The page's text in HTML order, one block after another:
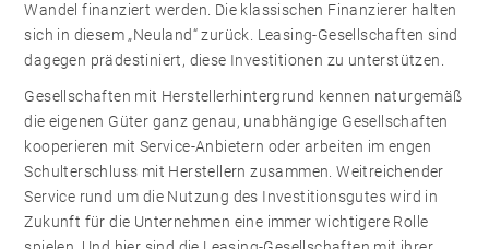
Wandel finanziert werden. Die klassischen Finanzierer halten
sich in diesem „Neuland“ zurück. Leasing-Gesellschaften sind
dagegen prädestiniert, diese Investitionen zu unterstützen.
Gesellschaften mit Herstellerhintergrund kennen naturgemäß
die eigenen Güter ganz genau, unabhängige Gesellschaften
kooperieren mit Service-Anbietern oder arbeiten im engen
Schulterschluss mit Herstellern zusammen. Weitreichender
Service rund um die Nutzung des Investitionsgutes wird in
Zukunft für die Unternehmen eine immer wichtigere Rolle